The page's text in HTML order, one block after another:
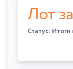
Лот
Статус: